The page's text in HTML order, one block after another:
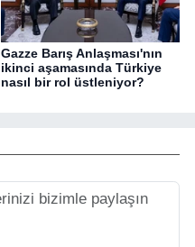
Gazze Barış Anlaşması'nın
ikinci aşamasında Türkiye
nasıl bir rol üstleniyor?